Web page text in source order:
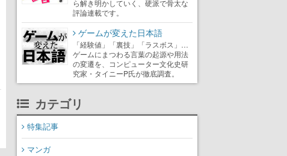
ら解き明かしていく、硬派で骨太な
評論連載です。
ゲームが変えた日本語
「経験値」「裏技」「ラスボス」…
ゲームにまつわる言葉の起源や用法
の変遷を、コンピューター文化史研
究家・タイニーP氏が徹底調査。
カテゴリ
特集記事
マンガ